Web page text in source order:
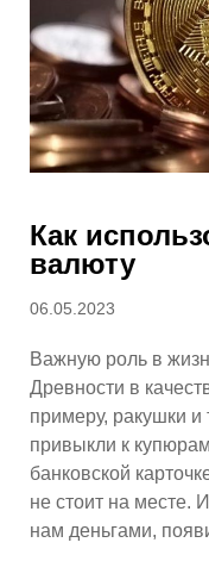
Как
валюту
Posted
06.05.2023
Важную роль в
Древности в
примеру, ракушки
привыкли к
банковской
не стоит на месте.
нам деньгами,